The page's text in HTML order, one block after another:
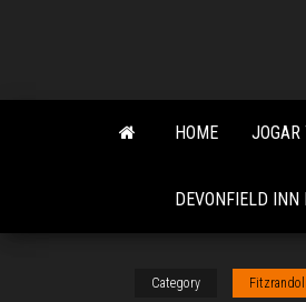
content
HOME
DEVONFIELD INN
Category